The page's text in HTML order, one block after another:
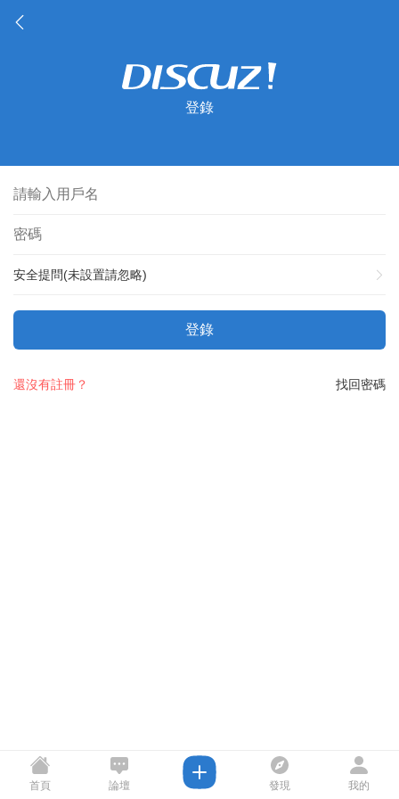
登錄
安全提問(未設置請忽略)
登錄
找回密碼
還沒有註冊？
首頁 論壇 發現 我的